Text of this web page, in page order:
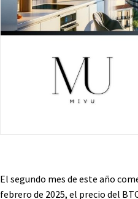
El segundo mes de este año
febrero de 2025, el precio del